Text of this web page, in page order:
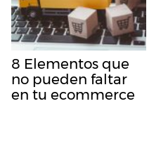
8 Elementos que
no pueden faltar
en tu ecommerce